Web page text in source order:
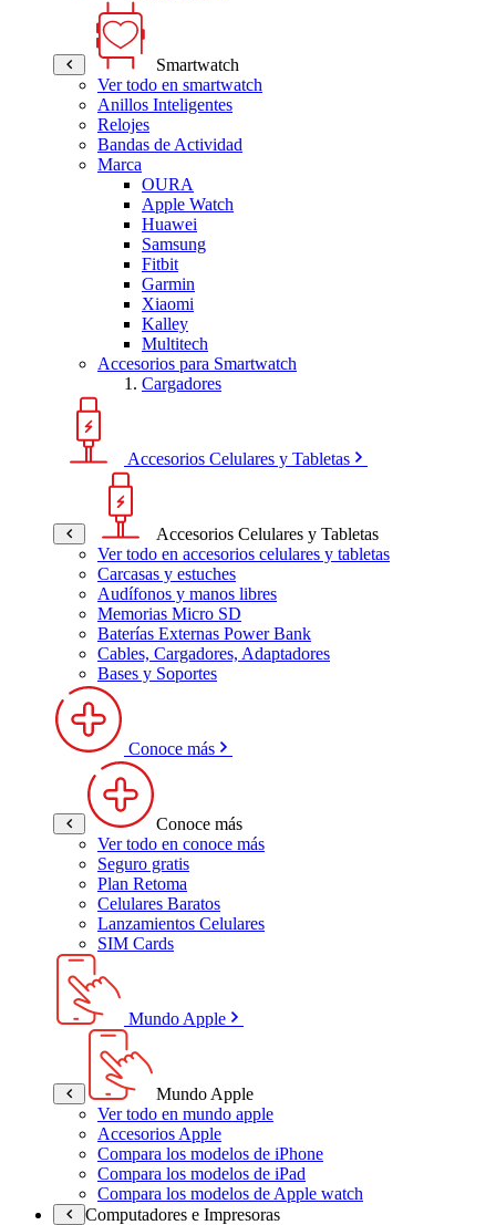
Smartwatch
Ver todo en smartwatch
Anillos Inteligentes
Relojes
Bandas de Actividad
Marca
OURA
Apple Watch
Huawei
Samsung
Fitbit
Garmin
Xiaomi
Kalley
Multitech
Accesorios para Smartwatch
Cargadores
Accesorios Celulares y Tabletas
Accesorios Celulares y Tabletas
Ver todo en accesorios celulares y tabletas
Carcasas y estuches
Audífonos y manos libres
Memorias Micro SD
Baterías Externas Power Bank
Cables, Cargadores, Adaptadores
Bases y Soportes
Conoce más
Conoce más
Ver todo en conoce más
Seguro gratis
Plan Retoma
Celulares Baratos
Lanzamientos Celulares
SIM Cards
Mundo Apple
Mundo Apple
Ver todo en mundo apple
Accesorios Apple
Compara los modelos de iPhone
Compara los modelos de iPad
Compara los modelos de Apple watch
Computadores e Impresoras